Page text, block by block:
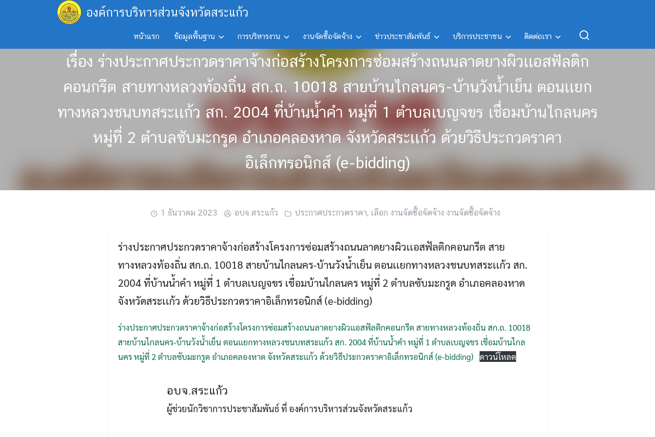
องค์การบริหารส่วนจังหวัดสระแก้ว
หน้าแรก ข้อมูลพื้นฐาน การบริหารงาน งานจัดซื้อจัดจ้าง ข่าวประชาสัมพันธ์ บริการประชาชน ติดต่อเรา
for:
Search
เรื่อง ร่างประกาศประกวดราคาจ้างก่อสร้างโครงการซ่อมสร้างถนนลาดยางผิวเเอสฟัลติก
คอนกรีต สายทางหลวงท้องถิ่น สก.ถ. 10018 สายบ้านไกลนคร-บ้านวังน้ำเย็น ตอนเเยก
ทางหลวงชนบทสระเเก้ว สก. 2004 ที่บ้านน้ำคำ หมู่ที่ 1 ตำบลเบญจขร เชื่อมบ้านไกลนคร
หมู่ที่ 2 ตำบลซับมะกรูด อำเภอคลองหาด จังหวัดสระเเก้ว ด้วยวิธีประกวดราคา
อิเล็กทรอนิกส์ (e-bidding)
1 ธันวาคม 2023 อบจ.สระแก้ว ประกาศประกวดราคา, เลือก งานจัดซื้อจัดจ้าง งานจัดซื้อจัดจ้าง
ร่างประกาศประกวดราคาจ้างก่อสร้างโครงการซ่อมสร้างถนนลาดยางผิวเเอสฟัลติกคอนกรีต สาย
ทางหลวงท้องถิ่น สก.ถ. 10018 สายบ้านไกลนคร-บ้านวังน้ำเย็น ตอนเเยกทางหลวงชนบทสระเเก้ว สก.
2004 ที่บ้านน้ำคำ หมู่ที่ 1 ตำบลเบญจขร เชื่อมบ้านไกลนคร หมู่ที่ 2 ตำบลซับมะกรูด อำเภอคลองหาด
จังหวัดสระเเก้ว ด้วยวิธีประกวดราคาอิเล็กทรอนิกส์ (e-bidding)
ร่างประกาศประกวดราคาจ้างก่อสร้างโครงการซ่อมสร้างถนนลาดยางผิวเเอสฟัลติกคอนกรีต สายทางหลวงท้องถิ่น สก.ถ. 10018
สายบ้านไกลนคร-บ้านวังน้ำเย็น ตอนเเยกทางหลวงชนบทสระเเก้ว สก. 2004 ที่บ้านน้ำคำ หมู่ที่ 1 ตำบลเบญจขร เชื่อมบ้านไกล
นคร หมู่ที่ 2 ตำบลซับมะกรูด อำเภอคลองหาด จังหวัดสระเเก้ว ด้วยวิธีประกวดราคาอิเล็กทรอนิกส์ (e-bidding) ดาวน์โหลด
อบจ.สระแก้ว
ผู้ช่วยนักวิชาการประชาสัมพันธ์ ที่ องค์การบริหารส่วนจังหวัดสระแก้ว